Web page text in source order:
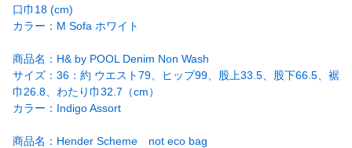
口巾18 (cm)
カラー：M Sofa ホワイト
商品名：H& by POOL Denim Non Wash
サイズ：36：約 ウエスト79、ヒップ99、股上33.5、股下66.5、裾
巾26.8、わたり巾32.7（cm）
カラー：Indigo Assort
商品名：Hender Scheme not eco bag